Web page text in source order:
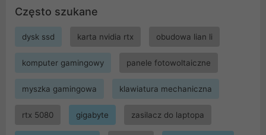
Często szukane
dysk ssd karta nvidia rtx obudowa lian li
komputer gamingowy panele fotowoltaiczne
myszka gamingowa klawiatura mechaniczna
rtx 5080 gigabyte zasilacz do laptopa